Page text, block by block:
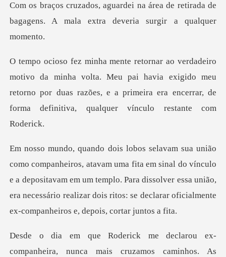
ea de retirada de
bagagens. A mala ext
lta. Meu pai havia exigido meu
retorno por duas razões, e a primeira era
inal do vínculo
e a depositavam em um templo. Para dissolver essa união,
era necessário rea
eira, nunca mais cruzamos caminhos. As